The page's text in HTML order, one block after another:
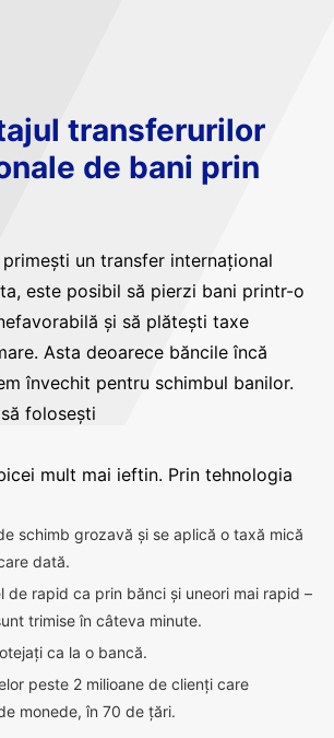
transferurilor
de bani prin
un transfer internațional
este posibil să pierzi bani printr-o
și să plătești taxe
Asta deoarece băncile încă
învechit pentru schimbul banilor.
folosești
mult mai ieftin. Prin tehnologia
schimb grozavă și se aplică o taxă mică
dată.
de rapid ca prin bănci și uneori mai rapid –
trimise în câteva minute.
ca la o bancă.
peste 2 milioane de clienți care
monede, în 70 de țări.